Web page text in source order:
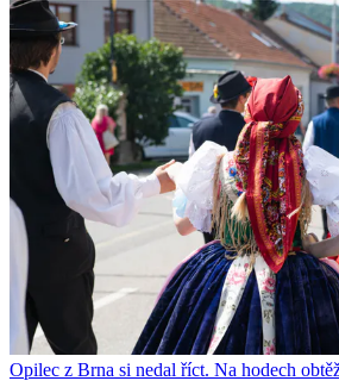
Opilec z Brna si nedal říct. Na hodech